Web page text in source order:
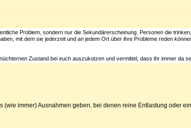
Problem, sondern nur die Sekundärerscheinung. Personen die
mit dem sie jederzeit und an jedem Ort über ihre Probleme reden
Zustand bei euch auszukotzen und vermittel, dass ihr immer da
immer) Ausnahmen geben, bei denen reine Entlastung oder